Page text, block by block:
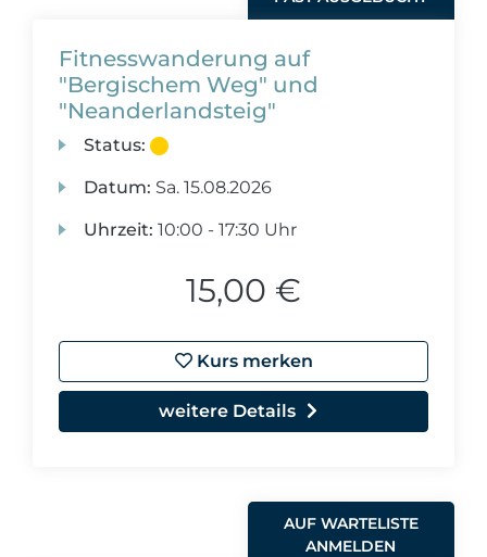
Fitnesswanderung auf
"Bergischem Weg" und
"Neanderlandsteig"
Status:
Datum: Sa. 15.08.2026
Uhrzeit: 10:00 - 17:30 Uhr
15,00 €
Kurs merken
weitere Details
AUF WARTELISTE
ANMELDEN